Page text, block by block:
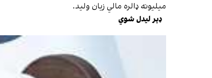
میلیونه ډالره مالي زیان ولید.
ډېر لیدل شوي